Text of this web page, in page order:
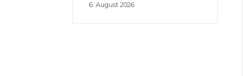
6. August 2026